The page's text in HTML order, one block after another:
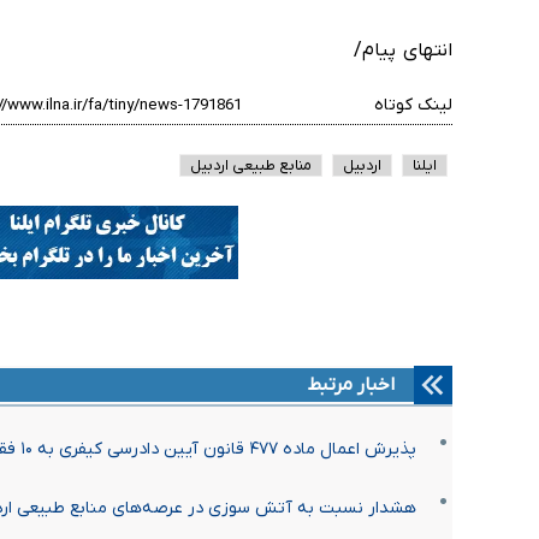
انتهای پیام/
لینک کوتاه
ایلنا اردبیل منابع طبیعی اردبیل
اخبار مرتبط
پذیرش اعمال ماده ۴۷۷ قانون آیین دادرسی کیفری به ۱۰ فقره از پرونده های منابع طبیعی اردبیل
هشدار نسبت به آتش سوزی در عرصه‌های منابع طبیعی